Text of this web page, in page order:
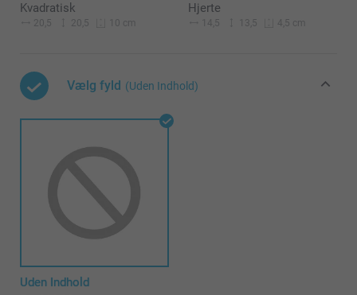
Kvadratisk
20,5 20,5 10 cm
Hjerte
14,5 13,5 4,5 cm
Vælg fyld (Uden Indhold)
Uden Indhold